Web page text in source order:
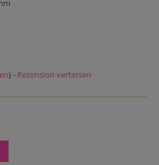
) - Rezension verfassen